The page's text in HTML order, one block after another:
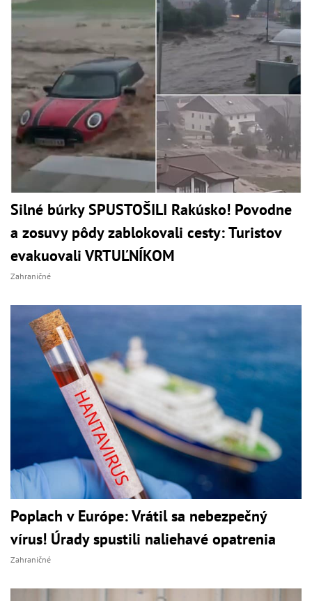
Silné búrky SPUSTOŠILI Rakúsko! Povodne
a zosuvy pôdy zablokovali cesty: Turistov
evakuovali VRTUĽNÍKOM
Zahraničné
Poplach v Európe: Vrátil sa nebezpečný
vírus! Úrady spustili naliehavé opatrenia
Zahraničné